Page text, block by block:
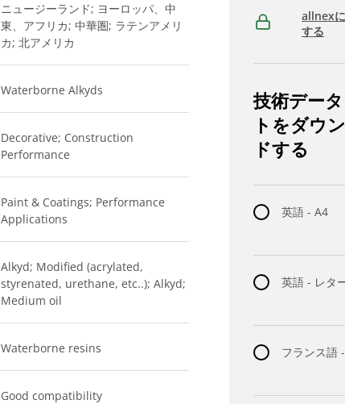
ニュージーランド; ヨーロッパ、中
東、アフリカ; 中華圏; ラテンアメリ
カ; 北アメリカ
Waterborne Alkyds
Decorative; Construction
Performance
Paint & Coatings; Performance
Applications
Alkyd; Modified (acrylated,
styrenated, urethane, etc..); Alkyd;
Medium oil
Waterborne resins
Good compatibility
allnex
する
技術デー
トをダウ
ドする
英語 - A4
英語 - レタ
フランス語